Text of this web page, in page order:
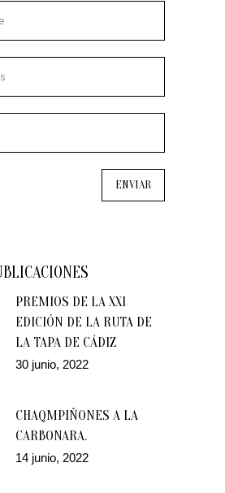
PREMIOS DE LA XXI
EDICIÓN DE LA RUTA DE
LA TAPA DE CÁDIZ
30 junio, 2022
CHAQMPIÑONES A LA
CARBONARA.
14 junio, 2022